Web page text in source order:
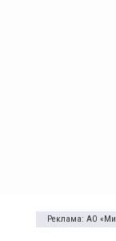
Реклама: АО